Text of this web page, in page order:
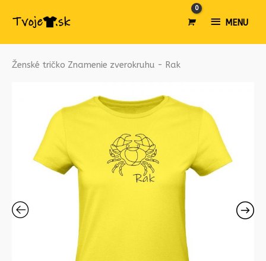
MENU
MENU
Ženské tričko Znamenie zverokruhu - Rak
množstvo
Znamenie
zverokruhu
Rak